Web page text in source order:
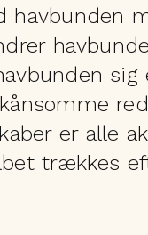
havbunden
er alle
trækkes